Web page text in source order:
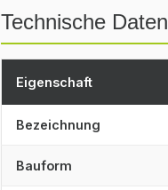
Technische Daten
Eigenschaft
Bezeichnung
Bauform